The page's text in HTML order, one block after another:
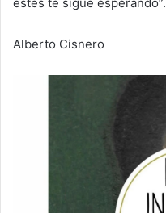
Alberto Cisnero